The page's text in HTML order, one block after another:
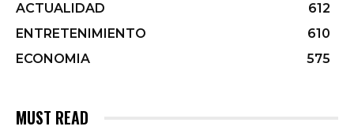
ACTUALIDAD
612
ENTRETENIMIENTO
610
ECONOMIA
575
MUST READ